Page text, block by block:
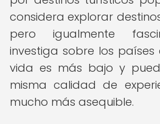
considera explorar
pero igualmente
investiga sobre los
vida es más bajo y
misma calidad de
mucho más asequible.